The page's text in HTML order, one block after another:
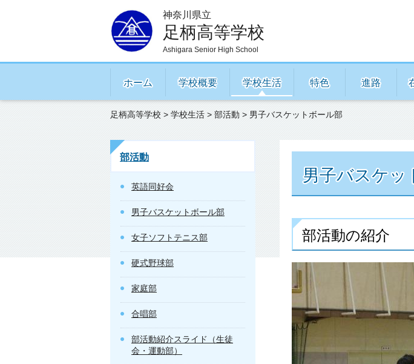
神奈川県立
足柄高等学校
Ashigara Senior High School
ホーム 学校概要 学校生活 特色 進路
足柄高等学校 > 学校生活 > 部活動 > 男子バスケットボール部
部活動
英語同好会
男子バスケットボール部
女子ソフトテニス部
硬式野球部
家庭部
合唱部
部活動紹介スライド（生徒
会・運動部）
男子バスケッ
部活動の紹介